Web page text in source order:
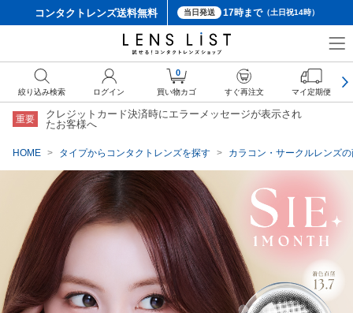
コンタクトレンズ送料無料 当日発送 17時まで（土日祝14時）
重要
クレジットカード決済時にエラーメッセージが表示され
たお客様へ
HOME タイプからコンタクトレンズを探す カラコン・サークルレンズ
絞り込み検索 ログイン
0
買い物カゴ すぐ再注文 マイ定期便
クーポン詳細